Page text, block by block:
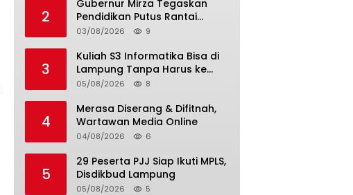
2
Gubernur Mirza Tegaskan
Pendidikan Putus Rantai
Kemiskinan
03/08/2026 9
3
Kuliah S3 Informatika Bisa di
Lampung Tanpa Harus ke
Luar Daerah
05/08/2026 8
4
Merasa Diserang & Difitnah,
Wartawan Media Online
04/08/2026 6
5
29 Peserta PJJ Siap Ikuti MPLS,
Disdikbud Lampung
05/08/2026 5